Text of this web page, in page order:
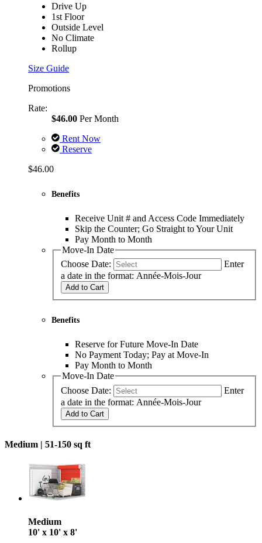
Drive Up
1st Floor
Outside Level
No Climate
Rollup
Size Guide
Promotions
Rate:
$46.00 Per Month
Rent Now
Reserve
$46.00
Benefits
Receive Unit # and Access Code Immediately
Skip the Counter; Go Straight to Your Unit
Pay Month to Month
Move-In Date
Choose Date:
Enter
a date in the format: Année-Mois-Jour
Add to Cart
Benefits
Reserve for Future Move-In Date
No Payment Today; Pay at Move-In
Pay Month to Month
Move-In Date
Choose Date:
Enter
a date in the format: Année-Mois-Jour
Add to Cart
Medium | 51-150 sq ft
Medium
10' x 10' x 8'